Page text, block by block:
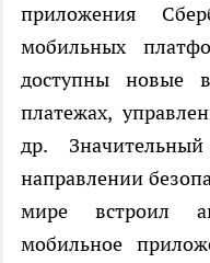
приложения
мобильных
доступны новые
платежах,
др.
направлении
мире встроил
мобильное